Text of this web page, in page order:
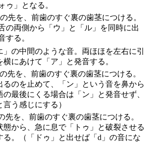
ゥ」となる。
先を、前歯のすぐ裏の歯茎につける。
の両側から「ウ」と「ル」を同時に出
する。
」の中間のような音。両ほほを左右に引
横にあけて「ア」と発音する。
先を、前歯のすぐ裏の歯茎につける。
るのを止めて、「ン」という音を鼻から
の最後にくる場合は「ン」と発音せず、
う感じにする）
先を、前歯のすぐ裏の歯茎につける。
態から、急に息で「トゥ」と破裂させる
る。（「ドゥ」と出せば「d」の音にな